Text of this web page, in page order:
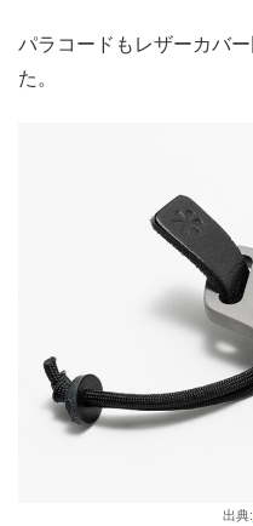
パラコードもレザーカバ
た。
出典: